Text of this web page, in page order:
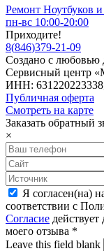
Ремонт Ноутбуков
пн-вс 10:00-20:00
Приходите!
8(846)379-21-09
Создано с любовью
Сервисный центр
ИНН:
Публичная оферта
Смотреть на карте
Заказать обратный
×
Я согласен(на)
соответствии с
Согласие
моего отзыва *
Leave this field blank